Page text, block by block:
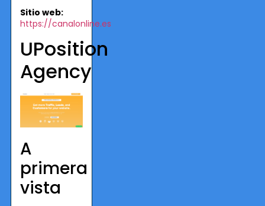
Sitio web:
https://canalonline.es
UPosition
Agency
A
primera
vista